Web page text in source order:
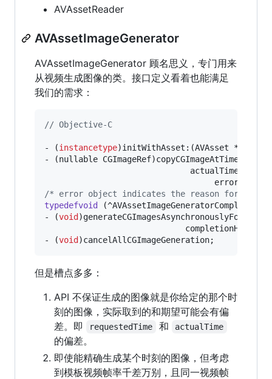
AVAssetReader
AVAssetImageGenerator
AVAssetImageGenerator 顾名思义，专门用来
从视频生成图像的类。接口定义看着也能满足
我们的需求：
// Objective-C
- (instancetype)initWithAsset:(AVAsset *)asset
- (nullable
                                   error:(
/* error object indicates the reason for
typedefvoid
- (void
- (void )cancelAllCGImageGeneration;
但是槽点多多：
API 不保证生成的图像就是你给定的那个时
刻的图像，实际取到的和期望可能会有偏
差。即
requestedTime 和 actualTime
的偏差。
即使能精确生成某个时刻的图像，但考虑
到模板视频帧率千差万别，且同一视频帧